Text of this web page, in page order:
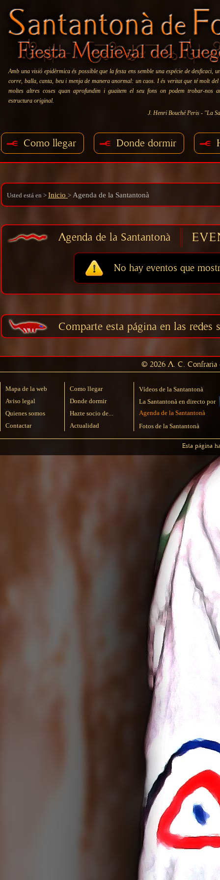
Amb una visió epidèrmica és possible que la festa ens semble una espécie de desficaci,
corre, balla, canta, beu i menja de manera anormal: un caos. I és veritat que té molt del
moltes altres coses quan aprofundim i guaitem el seu fons on podem trobar-nos
estructura original.
J. Henri Bouché Peris - "La
Como llegar Donde dormir
Usted está en > Inicio > Agenda de la Santantonà
Agenda de la Santantonà
No hay eventos que
Comparte esta página en las redes
© 2026 A. C. Confraria
Mapa de la web
Aviso legal
Quienes somos
Contactar
Como llegar
Donde dormir
Hazte socio de...
Actualidad
Vídeos de la Santantonà
La Santantonà en directo por
Agenda de la Santantonà
Fotos de la Santantonà
Esta página